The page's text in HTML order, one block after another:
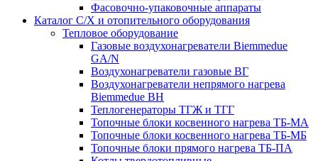
Фасовочно-упаковочные аппараты
Каталог С/Х и отопительного оборудования
Тепловое оборудование
Газовые воздухонагреватели Biemmedue
GA/N
Воздухонагреватели газовые ВГ
Воздухонагреватели непрямого нагрева
Biemmedue BH
Теплогенераторы ТГЖ и ТГГ
Топочные блоки косвенного нагрева ТБ-МА
Топочные блоки косвенного нагрева ТБ-МБ
Топочные блоки прямого нагрева ТБ-ПА